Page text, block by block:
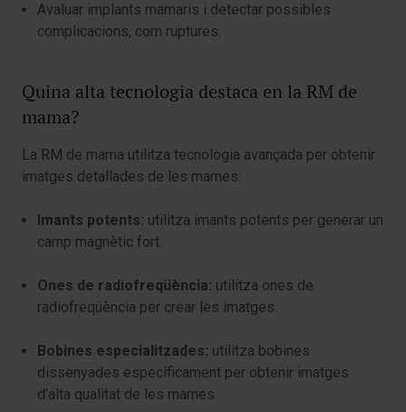
Avaluar implants mamaris i detectar possibles
complicacions, com ruptures.
Quina alta tecnologia destaca en la RM de
mama?
La RM de mama utilitza tecnologia avançada per obtenir
imatges detallades de les mames:
Imants potents: utilitza imants potents per generar un
camp magnètic fort.
Ones de radiofreqüència: utilitza ones de
radiofreqüència per crear les imatges.
Bobines especialitzades: utilitza bobines
dissenyades específicament per obtenir imatges
d’alta qualitat de les mames.